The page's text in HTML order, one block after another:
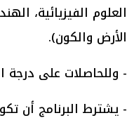
العلوم الفيزيائية،
الأرض والكون).
- وللحاصلات على درجة
- يشترط البرنامج أن